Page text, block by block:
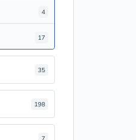
4
17
35
198